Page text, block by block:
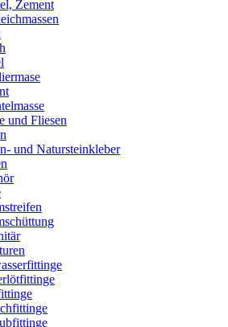
Zement
und Fliesen
und Natursteinkleber